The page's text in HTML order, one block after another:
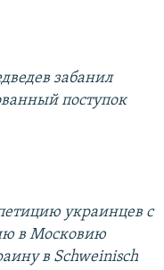
забанил
поступок
украинцев с
в Московию
в Schweinisch